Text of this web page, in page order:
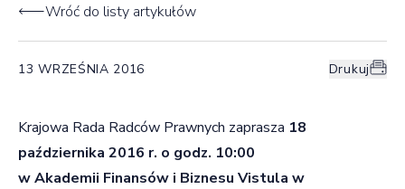
Wróć do listy artykułów
13 WRZEŚNIA 2016 Drukuj
Krajowa Rada Radców Prawnych zaprasza 18
października 2016 r. o godz. 10:00
w Akademii Finansów i Biznesu Vistula w